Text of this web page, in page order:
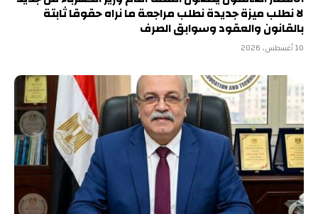
لا نطلب ميزة جديدة نطلب مراجعة ما نراه حقوقا ثابتة
بالقانون والعقود وسوابق الصرف
10 أغسطس، 2026